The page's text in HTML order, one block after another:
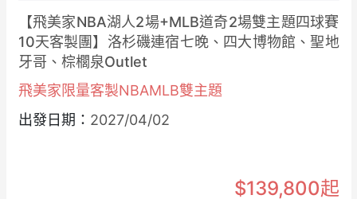
【飛美家NBA湖人2場+MLB道奇2場雙主題四球賽
10天客製團】洛杉磯連宿七晚、四大博物館、聖地
牙哥、棕櫚泉Outlet
飛美家限量客製NBAMLB雙主題
出發日期： 2027/04/02
$139,800起